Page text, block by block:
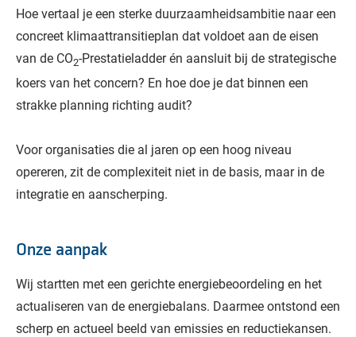
Hoe vertaal je een sterke duurzaamheidsambitie naar een
concreet klimaattransitieplan dat voldoet aan de eisen
van de CO2-Prestatieladder én aansluit bij de strategische
koers van het concern? En hoe doe je dat binnen een
strakke planning richting audit?
Voor organisaties die al jaren op een hoog niveau
opereren, zit de complexiteit niet in de basis, maar in de
integratie en aanscherping.
Onze aanpak
Wij startten met een gerichte energiebeoordeling en het
actualiseren van de energiebalans. Daarmee ontstond een
scherp en actueel beeld van emissies en reductiekansen.